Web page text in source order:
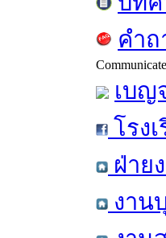
คำ
Communicate
เบญ
โรง
ฝ่าย
งาน